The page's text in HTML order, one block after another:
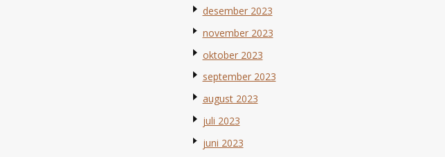
desember 2023
november 2023
oktober 2023
september 2023
august 2023
juli 2023
juni 2023